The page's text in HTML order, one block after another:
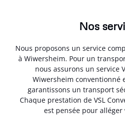
Nos
Nous proposons un service
à Wiwersheim. Pour un
nous assurons un service
Wiwersheim conventionné
garantissons un transport
Chaque prestation de VSL
est pensée pour